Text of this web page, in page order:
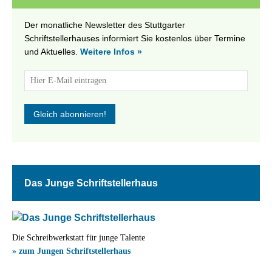
Der monatliche Newsletter des Stuttgarter
Schriftstellerhauses informiert Sie kostenlos über Termine
und Aktuelles. Weitere Infos »
Das Junge Schriftstellerhaus
Die Schreibwerkstatt für junge Talente
» zum Jungen Schriftstellerhaus